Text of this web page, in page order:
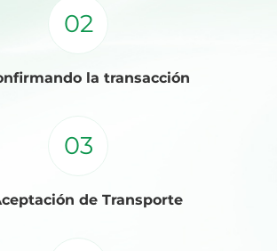
02
la transacción
03
de Transporte